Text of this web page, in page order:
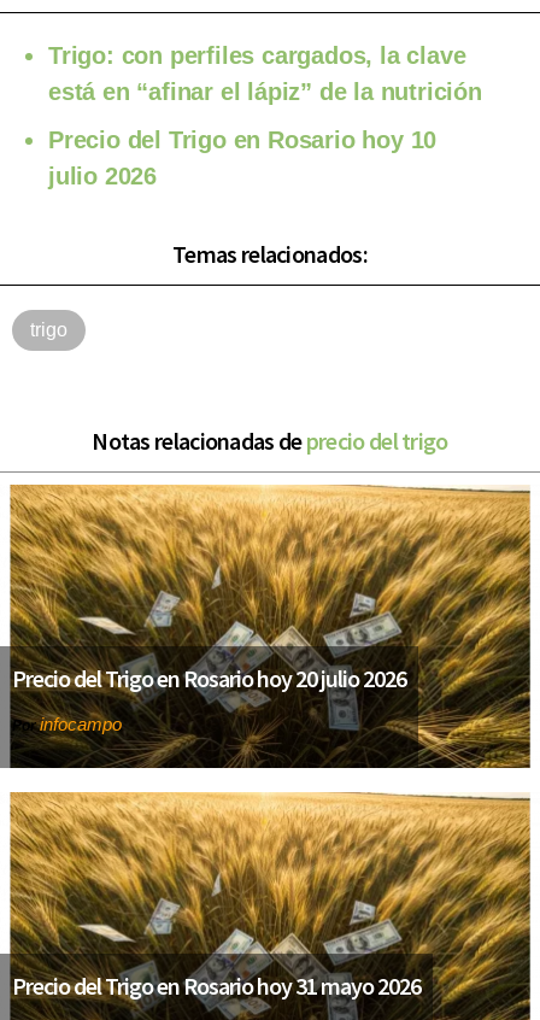
Trigo: con perfiles cargados, la clave
está en “afinar el lápiz” de la nutrición
Precio del Trigo en Rosario hoy 10
julio 2026
Temas relacionados:
trigo
Notas relacionadas deprecio del trigo
Precio del Trigo en Rosario hoy 20 julio 2026
Porinfocampo
Precio del Trigo en Rosario hoy 31 mayo 2026